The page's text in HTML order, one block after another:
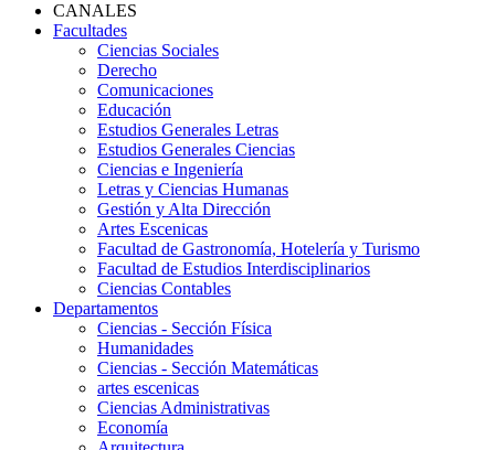
CANALES
Facultades
Ciencias Sociales
Derecho
Comunicaciones
Educación
Estudios Generales Letras
Estudios Generales Ciencias
Ciencias e Ingeniería
Letras y Ciencias Humanas
Gestión y Alta Dirección
Artes Escenicas
Facultad de Gastronomía, Hotelería y Turismo
Facultad de Estudios Interdisciplinarios
Ciencias Contables
Departamentos
Ciencias - Sección Física
Humanidades
Ciencias - Sección Matemáticas
artes escenicas
Ciencias Administrativas
Economía